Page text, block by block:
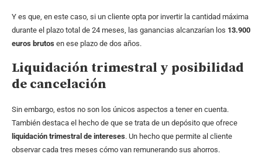
Y es que, en este caso, si un cliente opta por invertir la cantidad máxima
durante el plazo total de 24 meses, las ganancias alcanzarían los 13.900
euros brutos en ese plazo de dos años.
Liquidación trimestral y posibilidad
de cancelación
Sin embargo, estos no son los únicos aspectos a tener en cuenta.
También destaca el hecho de que se trata de un depósito que ofrece
liquidación trimestral de intereses. Un hecho que permite al cliente
observar cada tres meses cómo van remunerando sus ahorros.